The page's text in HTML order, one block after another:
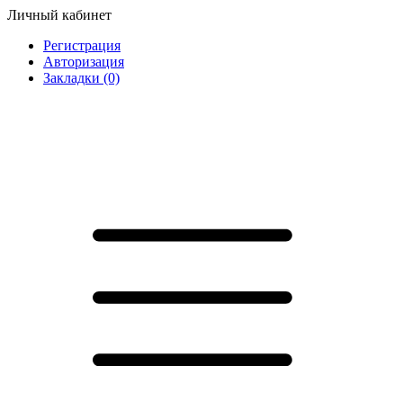
Личный кабинет
Регистрация
Авторизация
Закладки (0)